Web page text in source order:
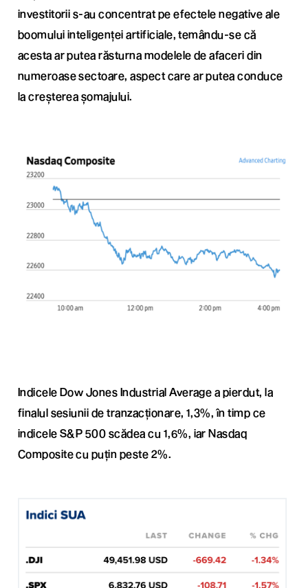
investitorii s-au concentrat pe efectele negative ale
boomului inteligenței artificiale, temându-se că
acesta ar putea răsturna modelele de afaceri din
numeroase sectoare, aspect care ar putea conduce
la creșterea șomajului.
Indicele Dow Jones Industrial Average a pierdut, la
finalul sesiunii de tranzacționare, 1,3%, în timp ce
indicele S&P 500 scădea cu 1,6%, iar Nasdaq
Composite cu puțin peste 2%.